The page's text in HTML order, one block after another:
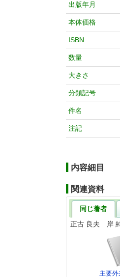
出版年月
本体価格
ISBN
数量
大きさ
分類記号
件名
注記
内容細目
関連資料
同じ著者
正古 良夫 岸
主要